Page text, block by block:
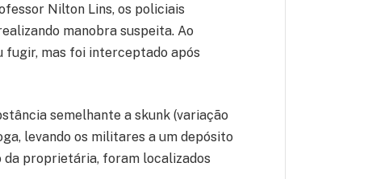
Nilton Lins, os policiais
manobra suspeita. Ao
fugir, mas foi interceptado após
semelhante a skunk (variação
levando os militares a um depósito
da proprietária, foram localizados